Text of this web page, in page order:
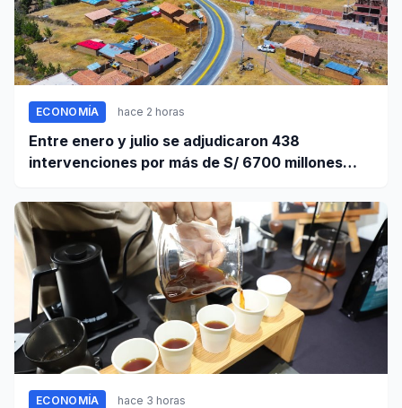
ECONOMÍA hace 2 horas
Entre enero y julio se adjudicaron 438
intervenciones por más de S/ 6700 millones
ECONOMÍA hace 3 horas